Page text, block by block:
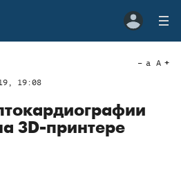
19:08
a A
3D-принтере